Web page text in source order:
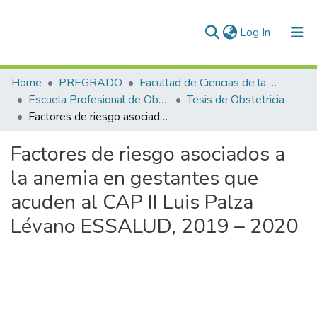
Log In (current)
Communities & Collections
All of DSpace
Enviar tesis
Home PREGRADO
Facultad de Ciencias de la Salud
Escuela Profesional de Obstetricia
Tesis de Obstetricia
Factores de riesgo asociados a la anemia en gestantes que acuden al CAP II Luis Palza Lévano ESSALUD, 2019 – 2020
Factores de riesgo asociados a
la anemia en gestantes que
acuden al CAP II Luis Palza
Lévano ESSALUD, 2019 – 2020